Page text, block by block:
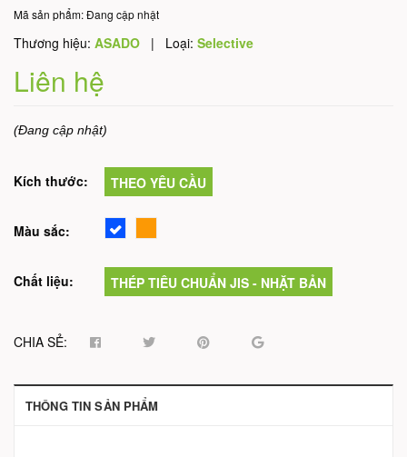
Mã sản phẩm:Đang cập nhật
Thương hiệu: ASADO | Loại: Selective
Liên hệ
(Đang cập nhật)
Kích thước: THEO YÊU CẦU
Màu sắc:
Chất liệu: THÉP TIÊU CHUẨN JIS - NHẶT BẢN
CHIA SẺ:
THÔNG TIN SẢN PHẨM